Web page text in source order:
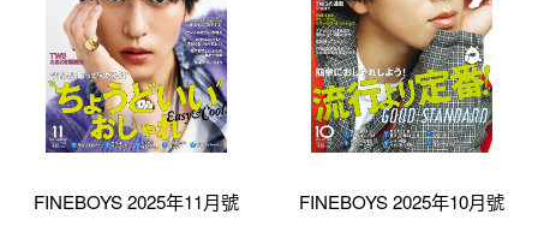
FINEBOYS 2025年11月號 FINEBOYS 2025年10月號